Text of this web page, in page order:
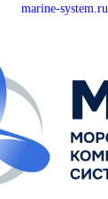
marine-system.ru